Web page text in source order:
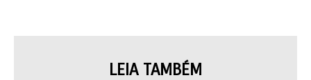
LEIA TAMBÉM